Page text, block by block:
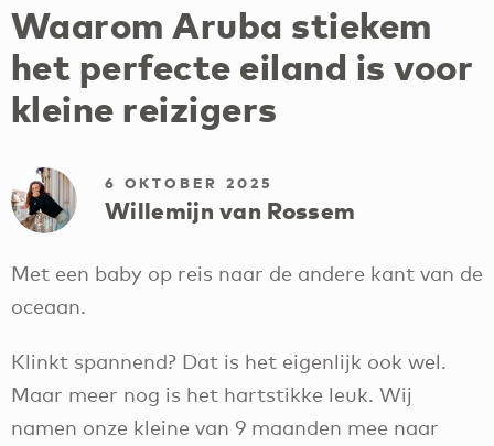
Waarom Aruba stiekem
het perfecte eiland is voor
kleine reizigers
6 OKTOBER 2025
Willemijn van Rossem
Met een baby op reis naar de andere kant van de
oceaan.
Klinkt spannend? Dat is het eigenlijk ook wel.
Maar meer nog is het hartstikke leuk. Wij
namen onze kleine van 9 maanden mee naar